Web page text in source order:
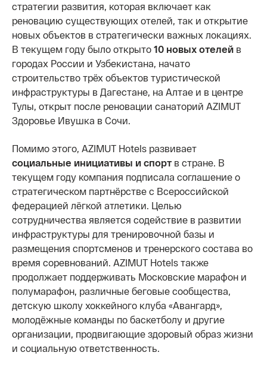
стратегии развития, которая включает как
реновацию существующих отелей, так и открытие
новых объектов в стратегически важных локациях.
В текущем году было открыто 10 новых отелей в
городах России и Узбекистана, начато
строительство трёх объектов туристической
инфраструктуры в Дагестане, на Алтае и в центре
Тулы, открыт после реновации санаторий AZIMUT
Здоровье Ивушка в Сочи.
Помимо этого, AZIMUT Hotels развивает
социальные инициативы и спорт в стране. В
текущем году компания подписала соглашение о
стратегическом партнёрстве с Всероссийской
федерацией лёгкой атлетики. Целью
сотрудничества является содействие в развитии
инфраструктуры для тренировочной базы и
размещения спортсменов и тренерского состава во
время соревнований. AZIMUT Hotels также
продолжает поддерживать Московские марафон и
полумарафон, различные беговые сообщества,
детскую школу хоккейного клуба «Авангард»,
молодёжные команды по баскетболу и другие
организации, продвигающие здоровый образ жизни
и социальную ответственность.